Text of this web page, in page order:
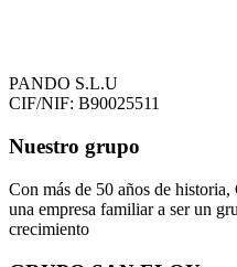
PANDO S.L.U
CIF/NIF: B90025511
Nuestro grupo
Con más de 50 años de
una empresa familiar a ser un
crecimiento